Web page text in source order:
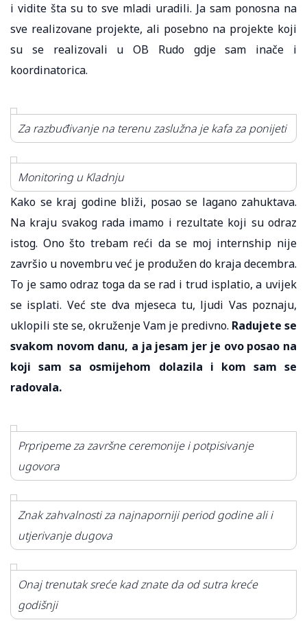
i vidite šta su to sve mladi uradili. Ja sam ponosna na
sve realizovane projekte, ali posebno na projekte koji
su se realizovali u OB Rudo gdje sam inače i
koordinatorica.
Za razbuđivanje na terenu zaslužna je kafa za ponijeti
Monitoring u Kladnju
Kako se kraj godine bliži, posao se lagano zahuktava.
Na kraju svakog rada imamo i rezultate koji su odraz
istog. Ono što trebam reći da se moj internship nije
završio u novembru već je produžen do kraja decembra.
To je samo odraz toga da se rad i trud isplatio, a uvijek
se isplati. Već ste dva mjeseca tu, ljudi Vas poznaju,
uklopili ste se, okruženje Vam je predivno. Radujete se
svakom novom danu, a ja jesam jer je ovo posao na
koji sam sa osmijehom dolazila i kom sam se
radovala.
Prpripeme za završne ceremonije i potpisivanje
ugovora
Znak zahvalnosti za najnaporniji period godine ali i
utjerivanje dugova
Onaj trenutak sreće kad znate da od sutra kreće
godišnji